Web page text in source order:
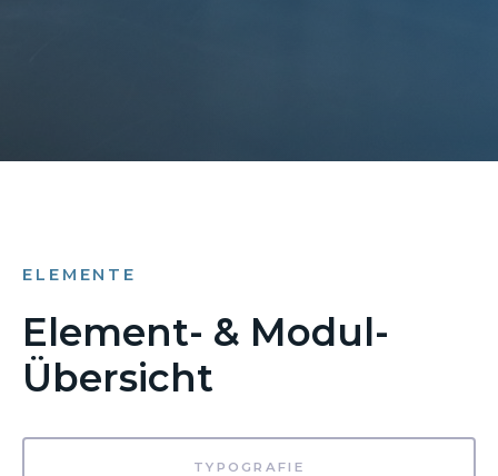
ELEMENTE
Element- & Modul-
Übersicht
TYPOGRAFIE